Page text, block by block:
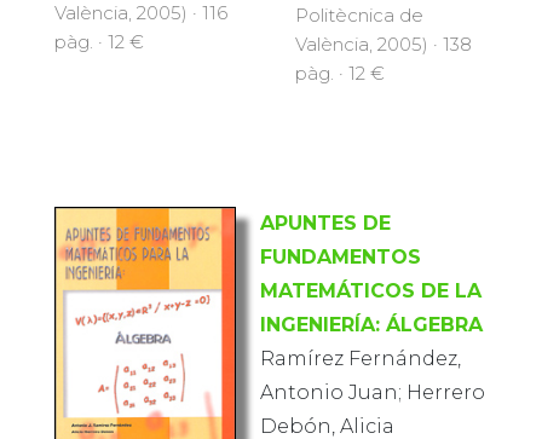
València, 2005) · 116
pàg. · 12 €
Politècnica de
València, 2005) · 138
pàg. · 12 €
APUNTES DE
FUNDAMENTOS
MATEMÁTICOS DE LA
INGENIERÍA: ÁLGEBRA
Ramírez Fernández,
Antonio Juan; Herrero
Debón, Alicia